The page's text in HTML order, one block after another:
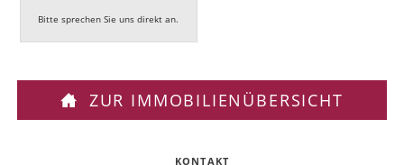
Bitte sprechen Sie uns direkt an.
ZUR IMMOBILIENÜBERSICHT
KONTAKT